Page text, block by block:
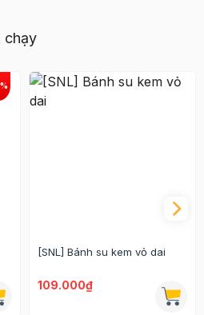
chạy
[SNL] Bánh su kem vỏ dai
109.000₫